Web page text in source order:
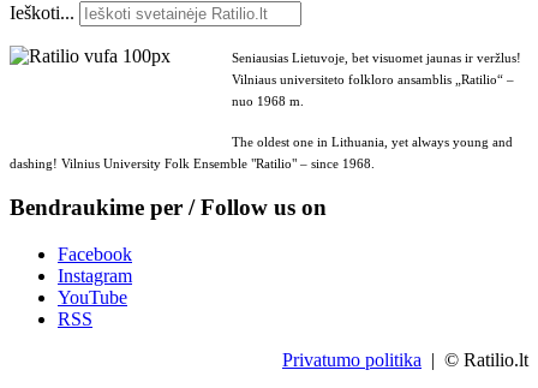
Ieškoti...
Seniausias Lietuvoje, bet visuomet jaunas ir veržlus!
Vilniaus universiteto folkloro ansamblis „Ratilio“ –
nuo 1968 m.
The oldest one in Lithuania, yet always young and
dashing! Vilnius University Folk Ensemble "Ratilio" – since 1968.
Bendraukime per / Follow us on
Facebook
Instagram
YouTube
RSS
Privatumo politika | © Ratilio.lt